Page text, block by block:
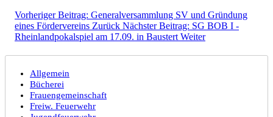
Vorheriger Beitrag: Generalversammlung SV und Gründung
eines Fördervereins Zurück Nächster Beitrag: SG BOB I -
Rheinlandpokalspiel am 17.09. in Baustert Weiter
Allgemein
Bücherei
Frauengemeinschaft
Freiw. Feuerwehr